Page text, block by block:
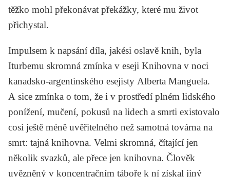
těžko mohl překonávat překážky, které mu život
přichystal.
Impulsem k napsání díla, jakési oslavě knih, byla
Iturbemu skromná zmínka v eseji Knihovna v noci
kanadsko-argentinského esejisty Alberta Manguela.
A sice zmínka o tom, že i v prostředí plném lidského
ponížení, mučení, pokusů na lidech a smrti existovalo
cosi ještě méně uvěřitelného než samotná továrna na
smrt: tajná knihovna. Velmi skromná, čítající jen
několik svazků, ale přece jen knihovna. Člověk
uvězněný v koncentračním táboře k ní získal jiný